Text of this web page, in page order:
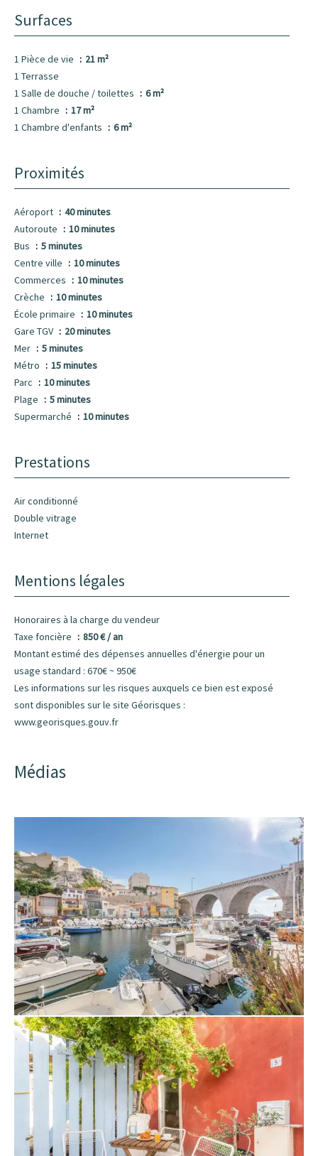
Surfaces
1 Pièce de vie
21 m²
1 Terrasse
1 Salle de douche / toilettes
6 m²
1 Chambre
17 m²
1 Chambre d'enfants
6 m²
Proximités
Aéroport
40 minutes
Autoroute
10 minutes
Bus
5 minutes
Centre ville
10 minutes
Commerces
10 minutes
Crèche
10 minutes
École primaire
10 minutes
Gare TGV
20 minutes
Mer
5 minutes
Métro
15 minutes
Parc
10 minutes
Plage
5 minutes
Supermarché
10 minutes
Prestations
Air conditionné
Double vitrage
Internet
Mentions légales
Honoraires à la charge du vendeur
Taxe foncière
850 € / an
Montant estimé des dépenses annuelles d'énergie pour un
usage standard : 670€ ~ 950€
Les informations sur les risques auxquels ce bien est exposé
sont disponibles sur le site Géorisques :
www.georisques.gouv.fr
Médias